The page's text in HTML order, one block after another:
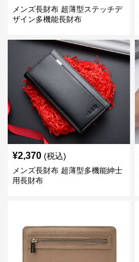
メンズ長財布 超薄型ステッチデ
ザイン多機能長財布
¥2,370 (税込)
メンズ長財布 超薄型多機能紳士
用長財布